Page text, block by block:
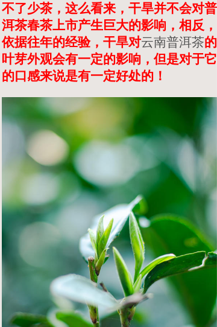
不了少茶，这么看来，干旱并不会对普
洱茶春茶上市产生巨大的影响，相反，
依据往年的经验，干旱对云南普洱茶的
叶芽外观会有一定的影响，但是对于它
的口感来说是有一定好处的！